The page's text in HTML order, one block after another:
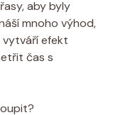
aby byly
mnoho výhod,
vytváří efekt
čas s